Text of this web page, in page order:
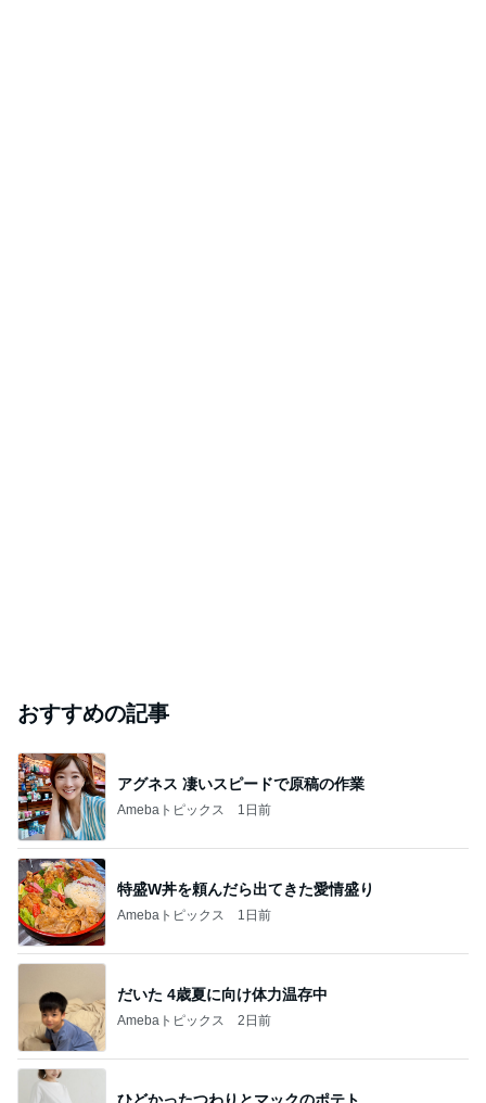
おすすめの記事
アグネス 凄いスピードで原稿の作業
Amebaトピックス 1日前
特盛W丼を頼んだら出てきた愛情盛り
Amebaトピックス 1日前
だいた 4歳夏に向け体力温存中
Amebaトピックス 2日前
ひどかったつわりとマックのポテト